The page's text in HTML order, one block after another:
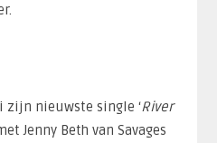
zijn nieuwste single ‘River
Jenny Beth van Savages